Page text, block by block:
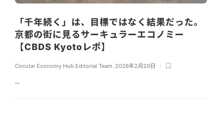
「千年続く」は、目標ではなく結果だった。
京都の街に見るサーキュラーエコノミー
【CBDS Kyotoレポ】
Circular Economy Hub Editorial Team 2026年2月20日
...